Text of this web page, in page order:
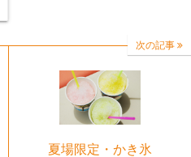
次の記事
夏場限定・かき氷